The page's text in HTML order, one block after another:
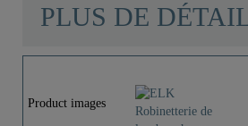
PLUS DE
Product images